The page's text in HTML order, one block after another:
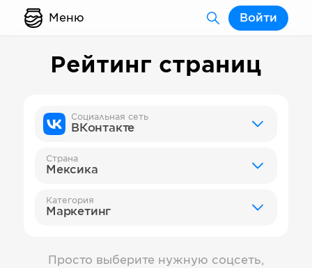
Меню Войти
Рейтинг страниц
Социальная сеть
ВКонтакте
Страна
Мексика
Категория
Маркетинг
Просто выберите нужную соцсеть,